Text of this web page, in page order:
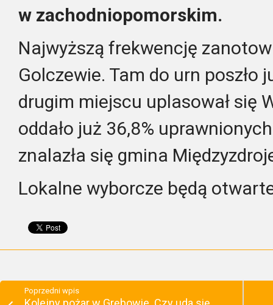
w zachodniopomorskim.
Najwyższą frekwencję
Golczewie. Tam do urn poszło
drugim miejscu uplasował się
oddało już 36,8%
znalazła się gmina
Lokalne wyborcze będą
Poprzedni wpis